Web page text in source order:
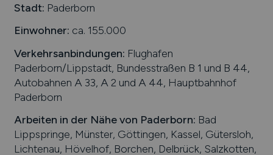
Stadt: Paderborn
Einwohner: ca. 155.000
Verkehrsanbindungen: Flughafen
Paderborn/Lippstadt, Bundesstraßen B 1 und B 44,
Autobahnen A 33, A 2 und A 44, Hauptbahnhof
Paderborn
Arbeiten in der Nähe von Paderborn: Bad
Lippspringe, Münster, Göttingen, Kassel, Gütersloh,
Lichtenau, Hövelhof, Borchen, Delbrück, Salzkotten,